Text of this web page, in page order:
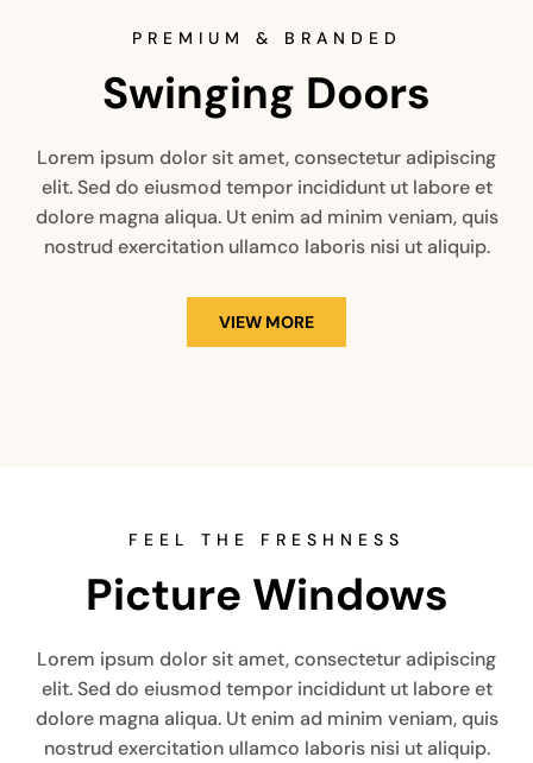
PREMIUM & BRANDED
Swinging Doors
Lorem ipsum dolor sit amet, consectetur adipiscing
elit. Sed do eiusmod tempor incididunt ut labore et
dolore magna aliqua. Ut enim ad minim veniam, quis
nostrud exercitation ullamco laboris nisi ut aliquip.
VIEW MORE
FEEL THE FRESHNESS
Picture Windows
Lorem ipsum dolor sit amet, consectetur adipiscing
elit. Sed do eiusmod tempor incididunt ut labore et
dolore magna aliqua. Ut enim ad minim veniam, quis
nostrud exercitation ullamco laboris nisi ut aliquip.